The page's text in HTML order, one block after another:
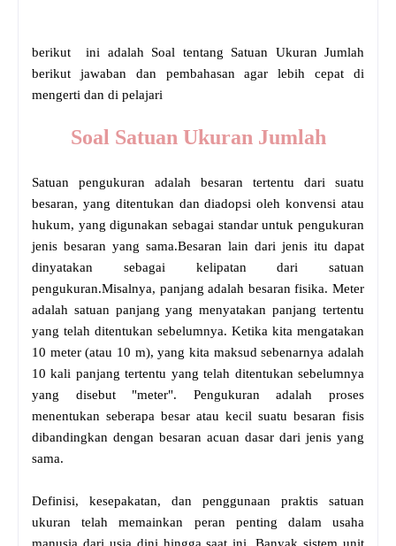
berikut ini adalah Soal tentang Satuan Ukuran Jumlah
berikut jawaban dan pembahasan agar lebih cepat di
mengerti dan di pelajari
Soal Satuan Ukuran Jumlah
Satuan pengukuran adalah besaran tertentu dari suatu
besaran, yang ditentukan dan diadopsi oleh konvensi atau
hukum, yang digunakan sebagai standar untuk pengukuran
jenis besaran yang sama.Besaran lain dari jenis itu dapat
dinyatakan sebagai kelipatan dari satuan
pengukuran.Misalnya, panjang adalah besaran fisika. Meter
adalah satuan panjang yang menyatakan panjang tertentu
yang telah ditentukan sebelumnya. Ketika kita mengatakan
10 meter (atau 10 m), yang kita maksud sebenarnya adalah
10 kali panjang tertentu yang telah ditentukan sebelumnya
yang disebut "meter". Pengukuran adalah proses
menentukan seberapa besar atau kecil suatu besaran fisis
dibandingkan dengan besaran acuan dasar dari jenis yang
sama.
Definisi, kesepakatan, dan penggunaan praktis satuan
ukuran telah memainkan peran penting dalam usaha